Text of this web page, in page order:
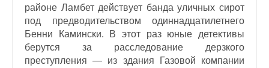
районе Ламбет действует банда уличных сирот
под предводительством одиннадцатилетнего
Бенни Камински. В этот раз юные детективы
берутся за расследование дерзкого
преступления — из здания Газовой компании